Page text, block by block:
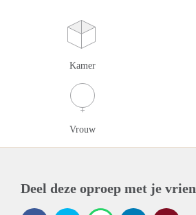
Kamer
Vrouw
Deel deze oproep met je